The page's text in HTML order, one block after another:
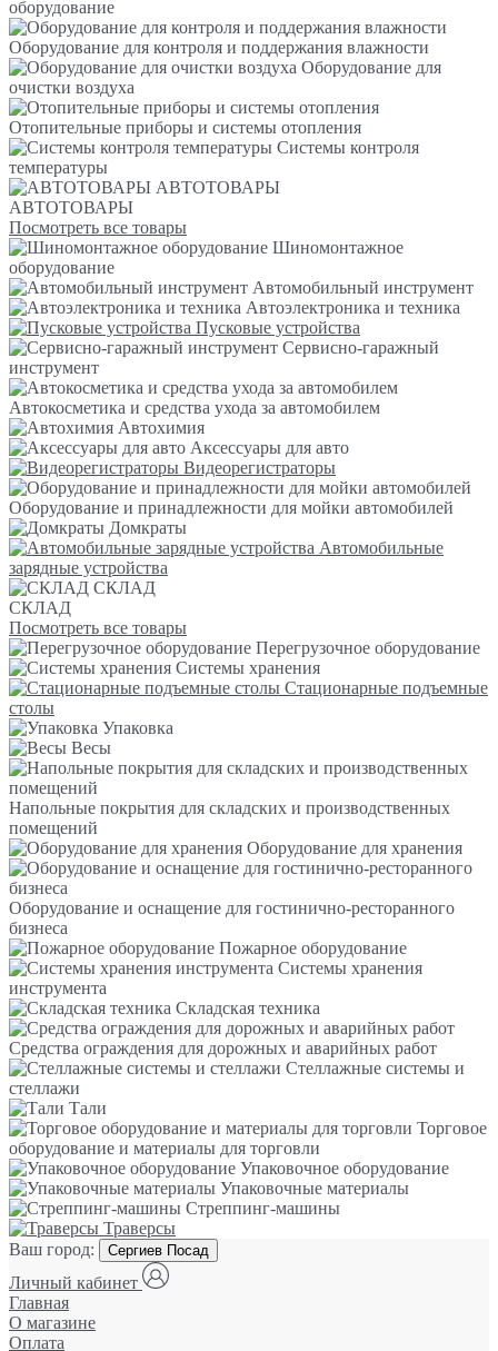
оборудование
Оборудование для контроля и поддержания влажности
Оборудование для
очистки воздуха
Отопительные приборы и системы отопления
Системы контроля
температуры
АВТОТОВАРЫ
АВТОТОВАРЫ
Посмотреть все товары
Шиномонтажное
оборудование
Автомобильный инструмент
Автоэлектроника и техника
Пусковые устройства
Сервисно-гаражный
инструмент
Автокосметика и средства ухода за автомобилем
Автохимия
Аксессуары для авто
Видеорегистраторы
Оборудование и принадлежности для мойки автомобилей
Домкраты
Автомобильные
зарядные устройства
СКЛАД
СКЛАД
Посмотреть все товары
Перегрузочное оборудование
Системы хранения
Стационарные подъемные
столы
Упаковка
Весы
Напольные покрытия для складских и производственных
помещений
Оборудование для хранения
Оборудование и оснащение для гостинично-ресторанного
бизнеса
Пожарное оборудование
Системы хранения
инструмента
Складская техника
Средства ограждения для дорожных и аварийных работ
Стеллажные системы и
стеллажи
Тали
Торговое
оборудование и материалы для торговли
Упаковочное оборудование
Упаковочные материалы
Стреппинг-машины
Траверсы
Ваш город:
Сергиев Посад
Личный кабинет
Главная
О магазине
Оплата